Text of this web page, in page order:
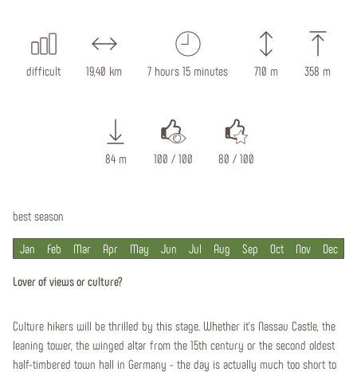
difficult 19,40 km 7 hours 15 minutes 710 m 358 m
84 m 100 / 100 80 / 100
best season
Jan Feb Mar Apr May Jun Jul Aug Sep Oct Nov Dec
Lover of views or culture?
Culture hikers will be thrilled by this stage. Whether it's Nassau Castle, the
leaning tower, the winged altar from the 15th century or the second oldest
half-timbered town hall in Germany - the day is actually much too short to